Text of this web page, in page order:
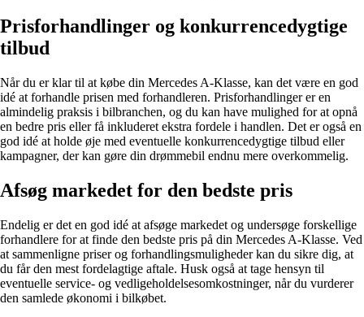
Prisforhandlinger og konkurrencedygtige
tilbud
Når du er klar til at købe din Mercedes A-Klasse, kan det være en god
idé at forhandle prisen med forhandleren. Prisforhandlinger er en
almindelig praksis i bilbranchen, og du kan have mulighed for at opnå
en bedre pris eller få inkluderet ekstra fordele i handlen. Det er også en
god idé at holde øje med eventuelle konkurrencedygtige tilbud eller
kampagner, der kan gøre din drømmebil endnu mere overkommelig.
Afsøg markedet for den bedste pris
Endelig er det en god idé at afsøge markedet og undersøge forskellige
forhandlere for at finde den bedste pris på din Mercedes A-Klasse. Ved
at sammenligne priser og forhandlingsmuligheder kan du sikre dig, at
du får den mest fordelagtige aftale. Husk også at tage hensyn til
eventuelle service- og vedligeholdelsesomkostninger, når du vurderer
den samlede økonomi i bilkøbet.